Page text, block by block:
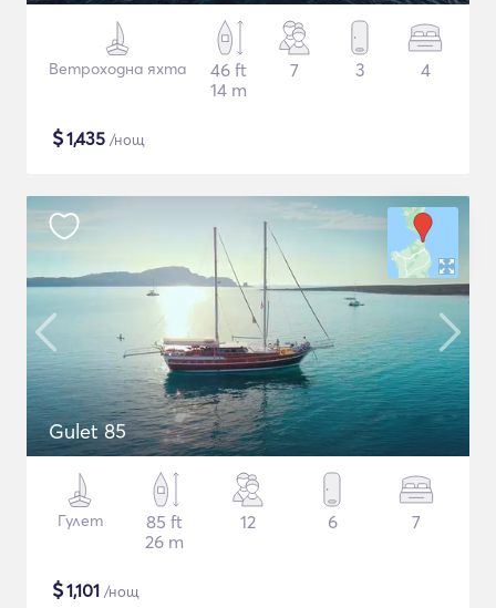
Ветроходна яхта
46 ft
14 m
7 3 4
$1,435 /нощ
Gulet 85
Гулет
85 ft
26 m
12 6 7
$1,101 /нощ